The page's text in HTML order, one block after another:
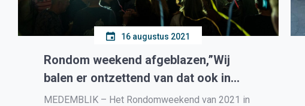
16 augustus 2021
Rondom weekend afgeblazen,”Wij
balen er ontzettend van dat ook in
2021 het Rondomweekend niet plaats
MEDEMBLIK – Het Rondomweekend van 2021 in